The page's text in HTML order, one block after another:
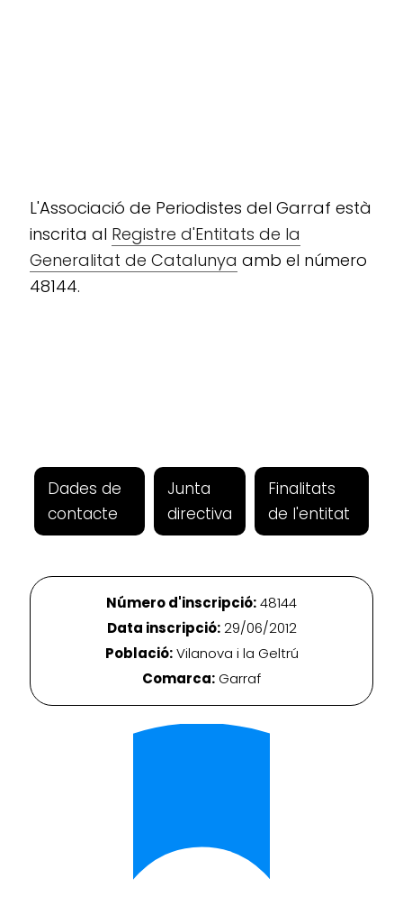
L'Associació de Periodistes del Garraf està
inscrita al Registre d'Entitats de la
Generalitat de Catalunya amb el número
48144.
Dades de
contacte
Junta
directiva
Finalitats
de l'entitat
Número d'inscripció:48144
Data inscripció:29/06/2012
Població:Vilanova i la Geltrú
Comarca: Garraf